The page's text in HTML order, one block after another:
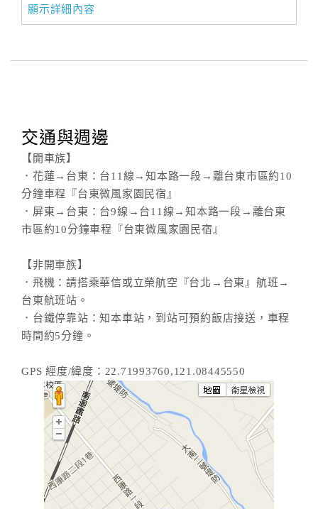
顯示詳細內容
交通與週邊
【開車族】
．花蓮→台東：台11線→知本路一段→離台東市區約10
分鐘車程『台東微風家園民宿』
．屏東→台東：台9線→台11線→知本路一段→離台東
市區約10分鐘車程『台東微風家園民宿』
【非開車族】
．飛機：請搭乘華信或立榮航空『台北→台東』航班→
台東航班站。
．台鐵停靠站：知本車站，到站可預約飯店接送，車程
時間約5分鐘。
GPS 經度/緯度：22.71993760,121.08445550